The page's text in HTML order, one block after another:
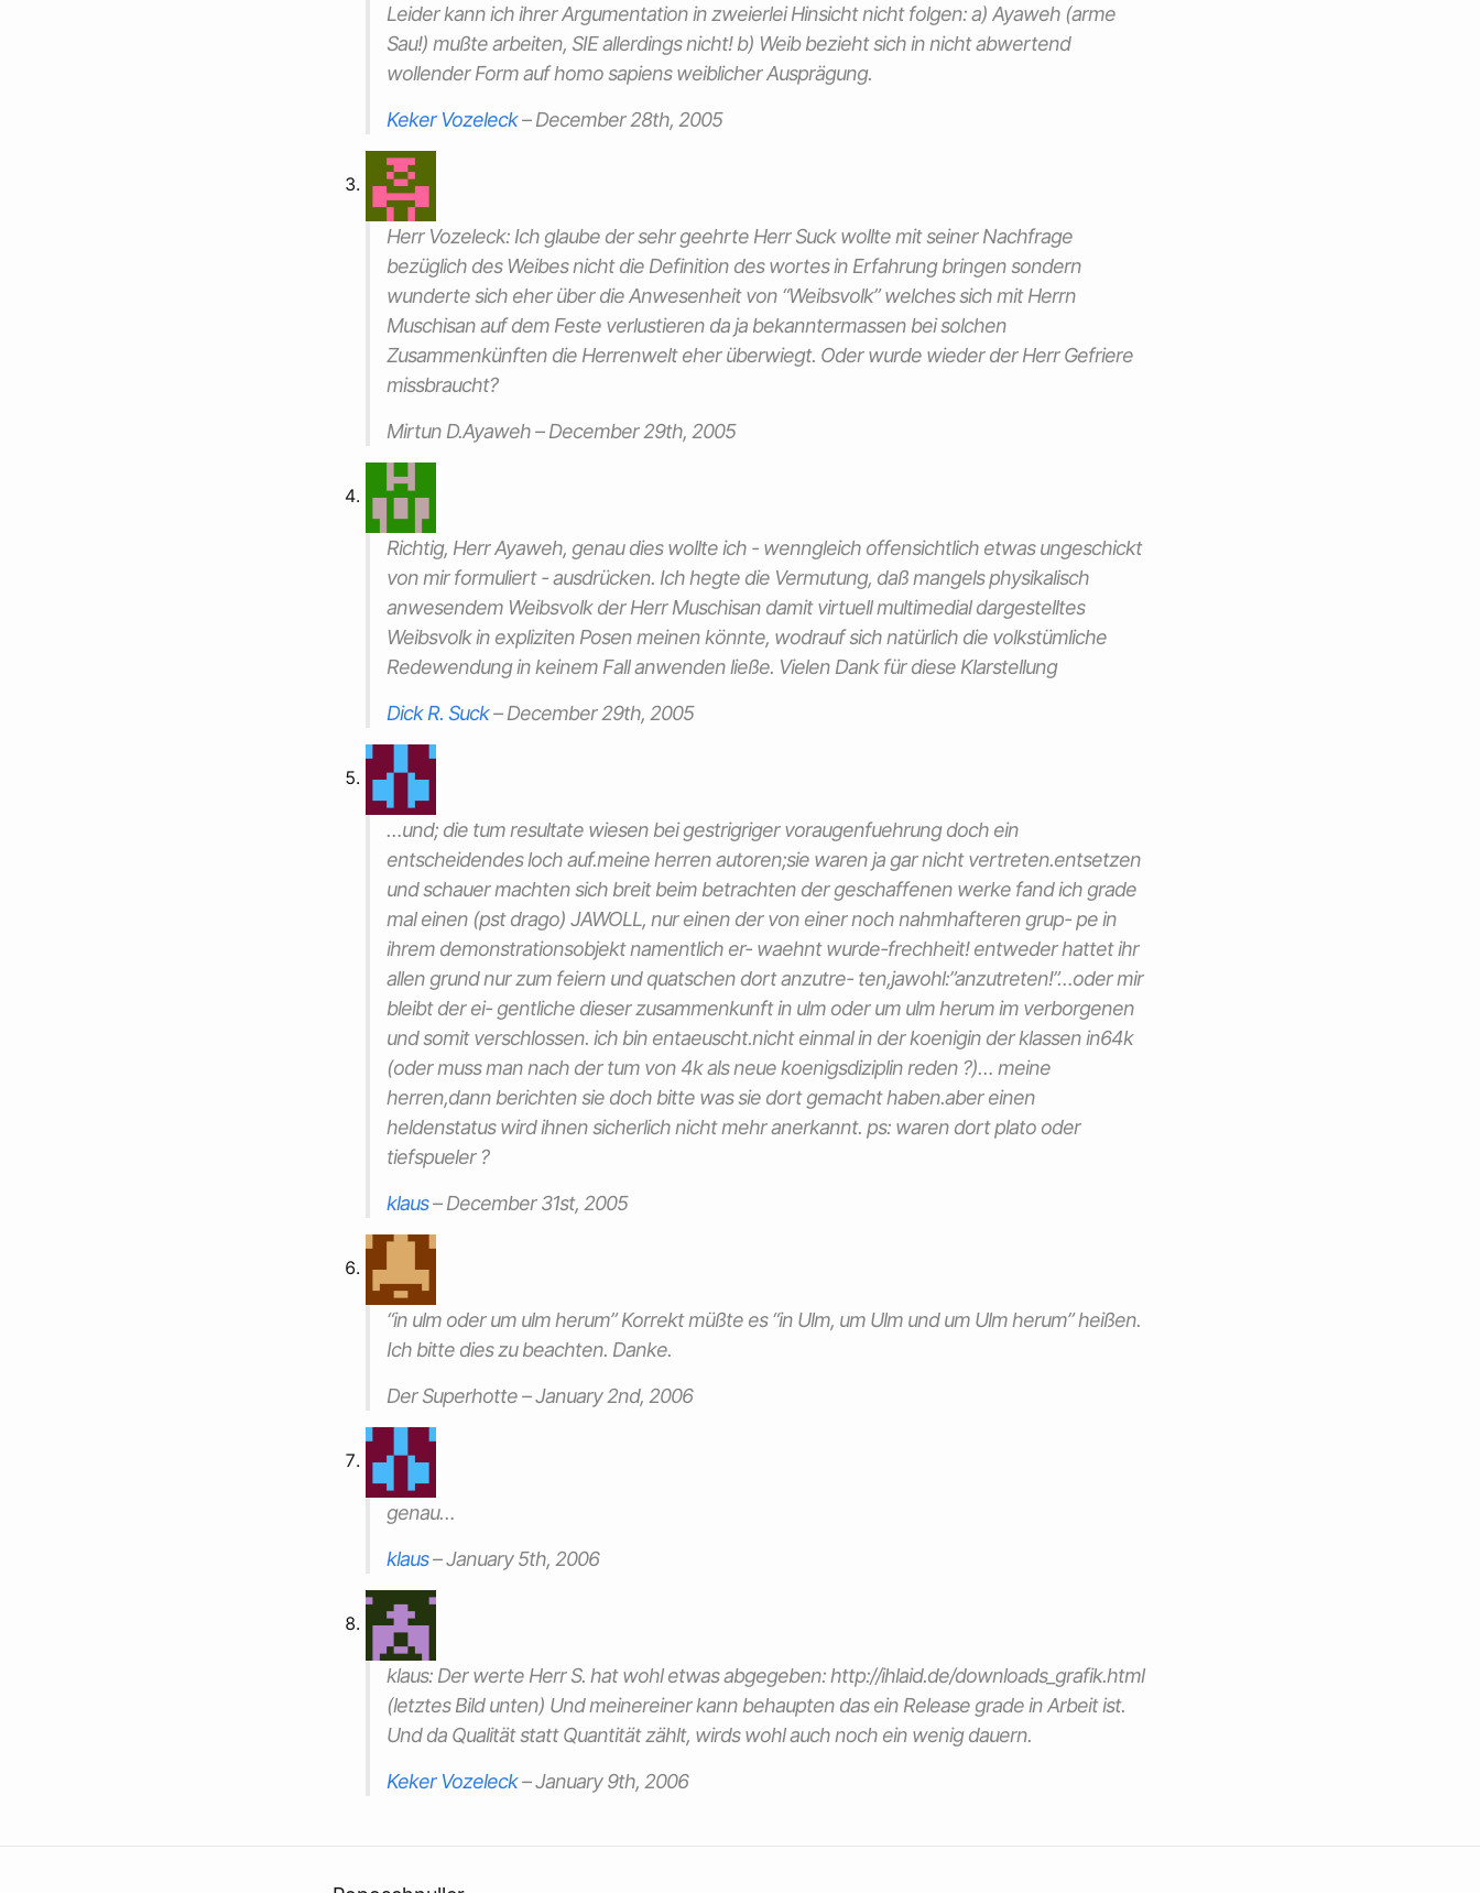
Leider kann ich ihrer Argumentation in zweierlei Hinsicht nicht folgen: a) Ayaweh (arme
Sau!) mußte arbeiten, SIE allerdings nicht! b) Weib bezieht sich in nicht abwertend
wollender Form auf homo sapiens weiblicher Ausprägung.
Keker Vozeleck–December 28th, 2005
Herr Vozeleck: Ich glaube der sehr geehrte Herr Suck wollte mit seiner Nachfrage
bezüglich des Weibes nicht die Definition des wortes in Erfahrung bringen sondern
wunderte sich eher über die Anwesenheit von “Weibsvolk” welches sich mit Herrn
Muschisan auf dem Feste verlustieren da ja bekanntermassen bei solchen
Zusammenkünften die Herrenwelt eher überwiegt. Oder wurde wieder der Herr Gefriere
missbraucht?
Mirtun D.Ayaweh –December 29th, 2005
Richtig, Herr Ayaweh, genau dies wollte ich - wenngleich offensichtlich etwas ungeschickt
von mir formuliert - ausdrücken. Ich hegte die Vermutung, daß mangels physikalisch
anwesendem Weibsvolk der Herr Muschisan damit virtuell multimedial dargestelltes
Weibsvolk in expliziten Posen meinen könnte, wodrauf sich natürlich die volkstümliche
Redewendung in keinem Fall anwenden ließe. Vielen Dank für diese Klarstellung
Dick R. Suck–December 29th, 2005
…und; die tum resultate wiesen bei gestrigriger voraugenfuehrung doch ein
entscheidendes loch auf.meine herren autoren;sie waren ja gar nicht vertreten.entsetzen
und schauer machten sich breit beim betrachten der geschaffenen werke fand ich grade
mal einen (pstdrago) JAWOLL, nur einen der von einer noch nahmhafteren grup- pe in
ihrem demonstrationsobjekt namentlich er- waehnt wurde-frechheit! entweder hattet ihr
allen grund nur zum feiern und quatschen dort anzutre- ten,jawohl:”anzutreten!”…oder mir
bleibt der ei- gentliche dieser zusammenkunft in ulm oder um ulm herum im verborgenen
und somit verschlossen. ich bin entaeuscht.nicht einmal in der koenigin der klassen in64k
(oder muss man nach der tum von 4k als neue koenigsdiziplin reden ?)… meine
herren,dann berichten sie doch bitte was sie dort gemacht haben.aber einen
heldenstatus wird ihnen sicherlich nicht mehr anerkannt. ps: waren dort plato oder
tiefspueler ?
klaus–December 31st, 2005
“in ulm oder um ulm herum” Korrekt müßte es “in Ulm, um Ulm und um Ulm herum” heißen.
Ich bitte dies zu beachten. Danke.
Der Superhotte –January 2nd, 2006
genau…
klaus–January 5th, 2006
klaus: Der werte Herr S. hat wohl etwas abgegeben: http://ihlaid.de/downloads_grafik.html
(letztes Bild unten) Und meinereiner kann behaupten das ein Release grade in Arbeit ist.
Und da Qualität statt Quantität zählt, wirds wohl auch noch ein wenig dauern.
Keker Vozeleck–January 9th, 2006